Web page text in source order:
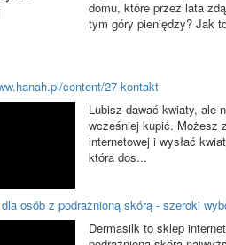
domu, które przez lata
tym góry pieniędzy? Jak
content/27-kontakt
Lubisz dawać kwiaty, ale
wcześniej kupić. Możesz
internetowej i wysłać
która dos...
dla osób z podrażnioną skórą - szeroki
Dermasilk to sklep